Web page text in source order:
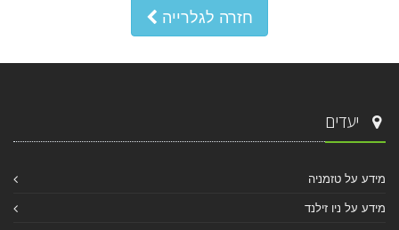
חזרה לגלרייה
יעדים
מידע על טזמניה
מידע על ניו זילנד